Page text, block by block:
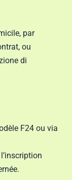
par
ou
di
F24 ou via